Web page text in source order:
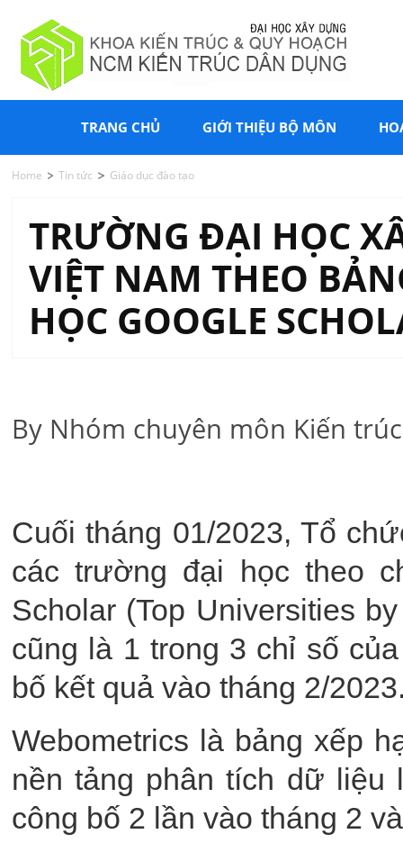
TRANG CHỦ GIỚI THIỆU BỘ MÔN
Home Tin tức Giáo dục đào tạo
TRƯỜNG ĐẠI HỌC
VIỆT NAM THEO
HỌC GOOGLE
By Nhóm chuyên môn Kiến
Cuối tháng 01/2023, Tổ
các trường đại học theo
Scholar (Top Universities
cũng là 1 trong 3 chỉ số
bố kết quả vào tháng 2/
Webometrics là bảng xếp
nền tảng phân tích dữ
công bố 2 lần vào tháng 2